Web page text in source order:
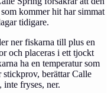
kommer hit har simmat
tidigare.
ner fiskarna till plus en
och placeras i ett tjockt
ha en temperatur som
berättar Calle
fryses, ner.